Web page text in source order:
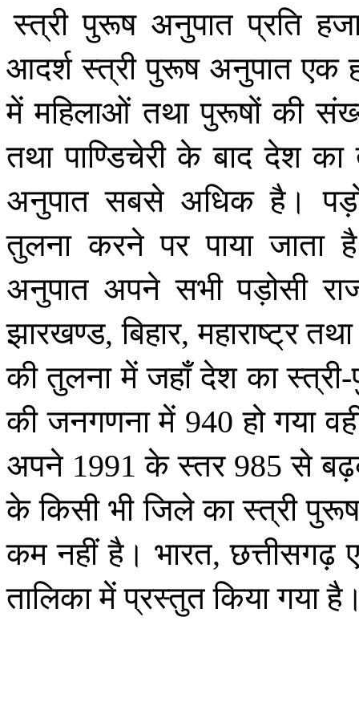
स्त्री पुरूष अनुपात प्रति
आदर्श स्त्री पुरूष अनुपात एक
में महिलाओं तथा पुरूषों की
तथा पाण्डिचेरी के बाद देश का
अनुपात सबसे अधिक है।
तुलना करने पर पाया जाता है
अनुपात अपने सभी पड़ोसी
झारखण्ड,बिहार,महाराष्ट्रतथा
की तुलना में जहाँ देश का स्त्री-
की जनगणना में940हो गया
अपने1991के स्तर985से
के किसी भी जिले का स्त्री
कम नहीं है। भारत,छत्तीसगढ़
तालिकामेंप्रस्तुतकियागया